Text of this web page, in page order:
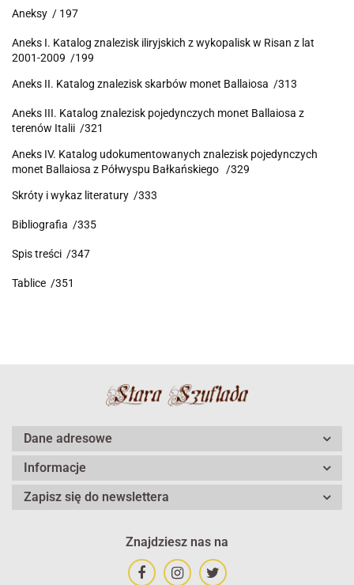
Aneksy / 197
Aneks I. Katalog znalezisk iliryjskich z wykopalisk w Risan z lat
2001-2009 /199
Aneks II. Katalog znalezisk skarbów monet Ballaiosa /313
Aneks III. Katalog znalezisk pojedynczych monet Ballaiosa z
terenów Italii /321
Aneks IV. Katalog udokumentowanych znalezisk pojedynczych
monet Ballaiosa z Półwyspu Bałkańskiego /329
Skróty i wykaz literatury /333
Bibliografia /335
Spis treści /347
Tablice /351
Dane adresowe
Informacje
Zapisz się do newslettera
Znajdziesz nas na